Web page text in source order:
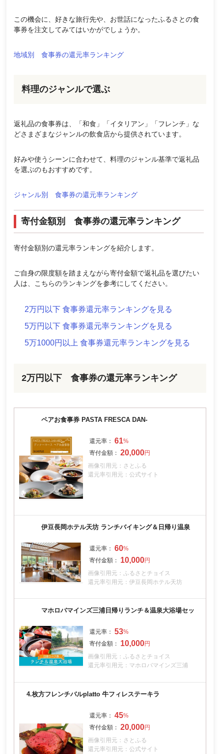
この機会に、好きな旅行先や、お世話になったふるさとの食
事券を注文してみてはいかがでしょうか。
地域別 食事券の還元率ランキング
料理のジャンルで選ぶ
返礼品の食事券は、「和食」「イタリアン」「フレンチ」な
どさまざまなジャンルの飲食店から提供されています。
好みや使うシーンに合わせて、料理のジャンル基準で返礼品
を選ぶのもおすすめです。
ジャンル別 食事券の還元率ランキング
寄付金額別 食事券の還元率ランキング
寄付金額別の還元率ランキングを紹介します。
ご自身の限度額を踏まえながら寄付金額で返礼品を選びたい
人は、こちらのランキングを参考にしてください。
2万円以下 食事券還元率ランキングを見る
5万円以下 食事券還元率ランキングを見る
5万1000円以上 食事券還元率ランキングを見る
2万円以下 食事券の還元率ランキング
ペアお食事券 PASTA FRESCA DAN-
61
20,000
画像引用元：さとふる
還元率引用元：公式サイト
伊豆長岡ホテル天坊 ランチバイキング＆日帰り温泉
60
10,000
画像引用元：ふるさとチョイス
還元率引用元：伊豆長岡ホテル天坊
マホロバマインズ三浦日帰りランチ＆温泉大浴場セッ
53
10,000
画像引用元：ふるさとチョイス
還元率引用元：マホロバマインズ三浦
4.枚方フレンチバルplatto 牛フィレステーキラ
45
20,000
画像引用元：さとふる
還元率引用元：公式サイト